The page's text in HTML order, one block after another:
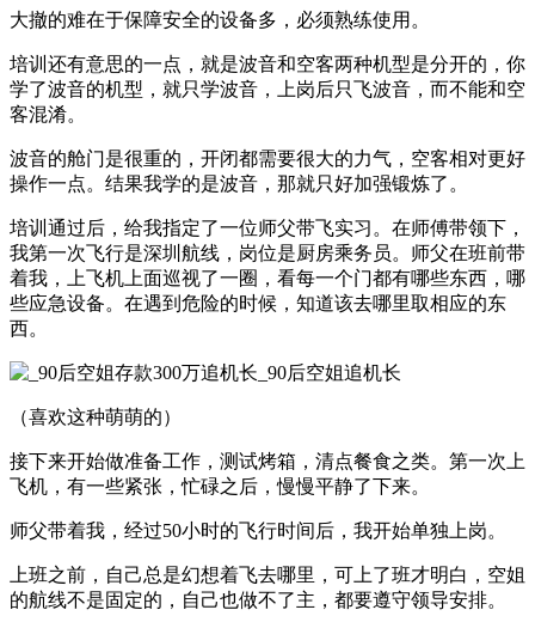
大撤的难在于保障安全的设备多，必须熟练使用。
培训还有意思的一点，就是波音和空客两种机型是分开的，你
学了波音的机型，就只学波音，上岗后只飞波音，而不能和空
客混淆。
波音的舱门是很重的，开闭都需要很大的力气，空客相对更好
操作一点。结果我学的是波音，那就只好加强锻炼了。
培训通过后，给我指定了一位师父带飞实习。在师傅带领下，
我第一次飞行是深圳航线，岗位是厨房乘务员。师父在班前带
着我，上飞机上面巡视了一圈，看每一个门都有哪些东西，哪
些应急设备。在遇到危险的时候，知道该去哪里取相应的东
西。
（喜欢这种萌萌的）
接下来开始做准备工作，测试烤箱，清点餐食之类。第一次上
飞机，有一些紧张，忙碌之后，慢慢平静了下来。
师父带着我，经过50小时的飞行时间后，我开始单独上岗。
上班之前，自己总是幻想着飞去哪里，可上了班才明白，空姐
的航线不是固定的，自己也做不了主，都要遵守领导安排。